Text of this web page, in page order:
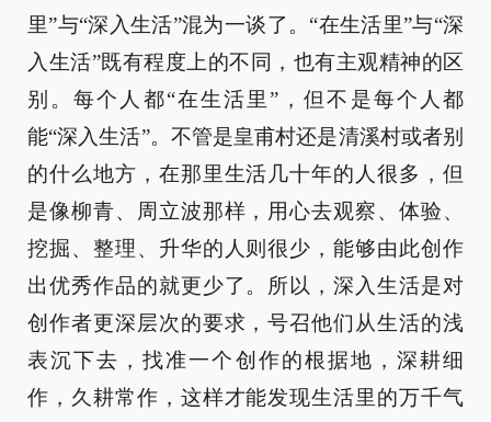
里”与“深入生活”混为一谈了。“在生活里”与“深
入生活”既有程度上的不同，也有主观精神的区
别。每个人都“在生活里”，但不是每个人都
能“深入生活”。不管是皇甫村还是清溪村或者别
的什么地方，在那里生活几十年的人很多，但
是像柳青、周立波那样，用心去观察、体验、
挖掘、整理、升华的人则很少，能够由此创作
出优秀作品的就更少了。所以，深入生活是对
创作者更深层次的要求，号召他们从生活的浅
表沉下去，找准一个创作的根据地，深耕细
作，久耕常作，这样才能发现生活里的万千气